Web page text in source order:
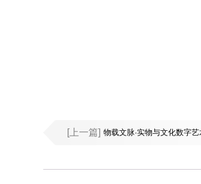
[上一篇] 物载文脉·实物与文化数字